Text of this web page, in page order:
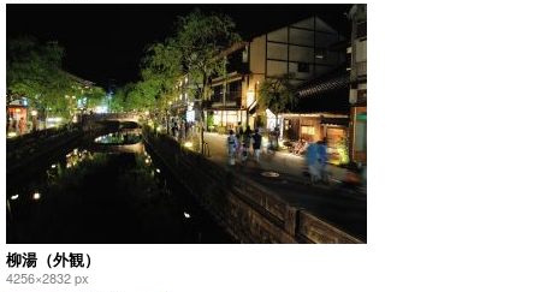
柳湯（外観）
4256×2832 px